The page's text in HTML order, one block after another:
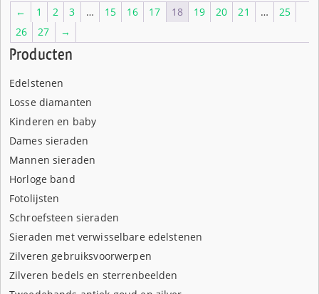
Producten
Edelstenen
Losse diamanten
Kinderen en baby
Dames sieraden
Mannen sieraden
Horloge band
Fotolijsten
Schroefsteen sieraden
Sieraden met verwisselbare edelstenen
Zilveren gebruiksvoorwerpen
Zilveren bedels en sterrenbeelden
← 1 2 3 … 15 16 17 18 19 20 21 …
25
26
27 →